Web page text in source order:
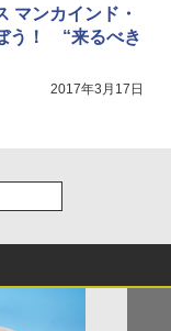
マンカインド・
う！ “来るべき
2017年3月17日